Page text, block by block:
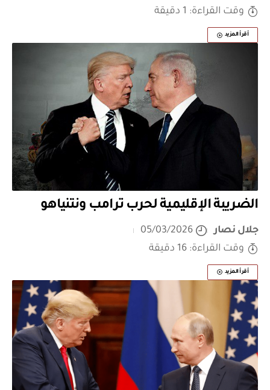
وقت القراءة: 1 دقيقة
أقرأ المزيد
الضريبة الإقليمية لحرب ترامب ونتنياهو
جلال نصار
05/03/2026
وقت القراءة: 16 دقيقة
أقرأ المزيد